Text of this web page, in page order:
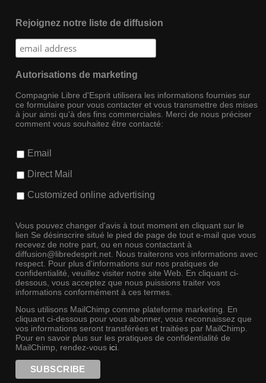
Rejoignez notre liste de diffusion
Autorisations de marketing
Compagnie Libre d'Esprit utilisera les informations fournies sur
ce formulaire pour vous contacter et vous transmettre des mises
à jour ainsi qu'à des fins commerciales. Merci de nous préciser
comment vous souhaitez être contacté:
Email
Direct Mail
Customized online advertising
Vous pouvez changer d'avis à tout moment en cliquant sur le
lien Se désinscrire situé le pied de page de tout e-mail que vous
recevez de notre part, ou en nous contactant à
diffusion@libredesprit.net. Nous traiterons vos informations avec
respect. Pour plus d'informations sur nos pratiques de
confidentialité, veuillez visiter notre site Web. En cliquant ci-
dessous, vous acceptez que nous puissions traiter vos
informations conformément à ces termes.
Nous utilisons MailChimp comme plateforme marketing. En
cliquant ci-dessous pour vous abonner, vous reconnaissez que
vos informations seront transférées et traitées par MailChimp.
Pour en savoir plus sur les pratiques de confidentialité de
MailChimp, rendez-vous ici.